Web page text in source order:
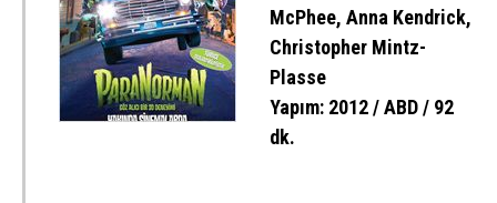
McPhee, Anna Kendrick,
Christopher Mintz-
Plasse
Yapım: 2012 / ABD / 92
dk.